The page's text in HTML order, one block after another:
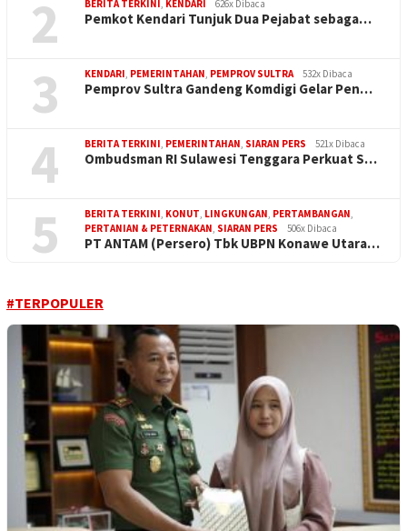
2 BERITA TERKINI, KENDARI 626x Dibaca
Pemkot Kendari Tunjuk Dua Pejabat sebaga…
3 KENDARI, PEMERINTAHAN, PEMPROV SULTRA 532x Dibaca
Pemprov Sultra Gandeng Komdigi Gelar Pen…
4 BERITA TERKINI, PEMERINTAHAN, SIARAN PERS 521x Dibaca
Ombudsman RI Sulawesi Tenggara Perkuat S…
5 BERITA TERKINI, KONUT, LINGKUNGAN, PERTAMBANGAN,
PERTANIAN & PETERNAKAN, SIARAN PERS 506x Dibaca
PT ANTAM (Persero) Tbk UBPN Konawe Utara…
#TERPOPULER